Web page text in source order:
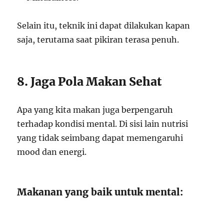
Selain itu, teknik ini dapat dilakukan kapan
saja, terutama saat pikiran terasa penuh.
8. Jaga Pola Makan Sehat
Apa yang kita makan juga berpengaruh
terhadap kondisi mental. Di sisi lain nutrisi
yang tidak seimbang dapat memengaruhi
mood dan energi.
Makanan yang baik untuk mental: